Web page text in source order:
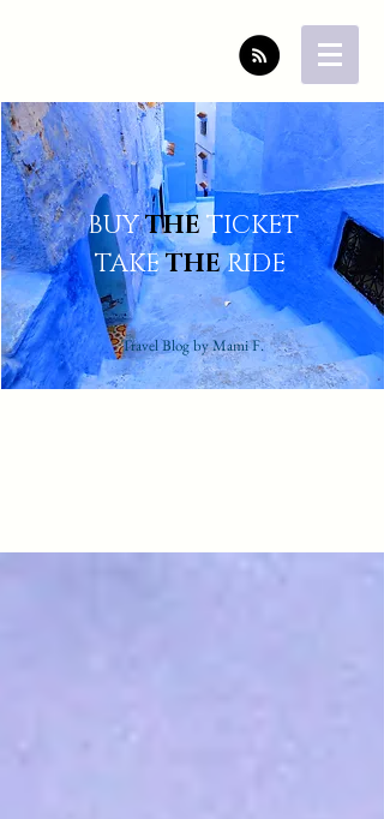
BUYTHETICKET
TAKETHERIDE
Travel Blog by Mami F.